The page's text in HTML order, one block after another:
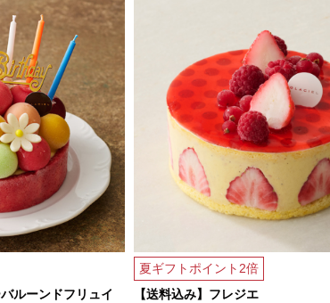
ルーンドフリュイ
夏ギフトポイント2倍
【送料込み】フレジエ